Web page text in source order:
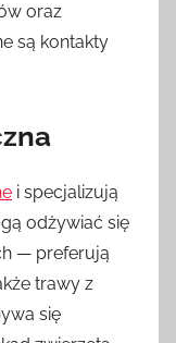
oraz
są kontakty
i specjalizują
odżywiać się
— preferują
trawy z
się